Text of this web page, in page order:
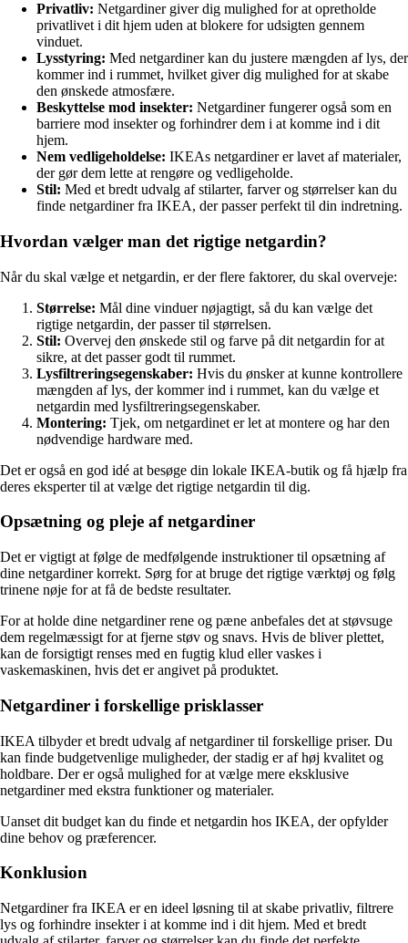
Privatliv: Netgardiner giver dig mulighed for at opretholde
privatlivet i dit hjem uden at blokere for udsigten gennem
vinduet.
Lysstyring: Med netgardiner kan du justere mængden af ​​lys, der
kommer ind i rummet, hvilket giver dig mulighed for at skabe
den ønskede atmosfære.
Beskyttelse mod insekter: Netgardiner fungerer også som en
barriere mod insekter og forhindrer dem i at komme ind i dit
hjem.
Nem vedligeholdelse: IKEAs netgardiner er lavet af materialer,
der gør dem lette at rengøre og vedligeholde.
Stil: Med et bredt udvalg af stilarter, farver og størrelser kan du
finde netgardiner fra IKEA, der passer perfekt til din indretning.
Hvordan vælger man det rigtige netgardin?
Når du skal vælge et netgardin, er der flere faktorer, du skal overveje:
Størrelse: Mål dine vinduer nøjagtigt, så du kan vælge det
rigtige netgardin, der passer til størrelsen.
Stil: Overvej den ønskede stil og farve på dit netgardin for at
sikre, at det passer godt til rummet.
Lysfiltreringsegenskaber: Hvis du ønsker at kunne kontrollere
mængden af ​​lys, der kommer ind i rummet, kan du vælge et
netgardin med lysfiltreringsegenskaber.
Montering: Tjek, om netgardinet er let at montere og har den
nødvendige hardware med.
Det er også en god idé at besøge din lokale IKEA-butik og få hjælp fra
deres eksperter til at vælge det rigtige netgardin til dig.
Opsætning og pleje af netgardiner
Det er vigtigt at følge de medfølgende instruktioner til opsætning af
dine netgardiner korrekt. Sørg for at bruge det rigtige værktøj og følg
trinene nøje for at få de bedste resultater.
For at holde dine netgardiner rene og pæne anbefales det at støvsuge
dem regelmæssigt for at fjerne støv og snavs. Hvis de bliver plettet,
kan de forsigtigt renses med en fugtig klud eller vaskes i
vaskemaskinen, hvis det er angivet på produktet.
Netgardiner i forskellige prisklasser
IKEA tilbyder et bredt udvalg af netgardiner til forskellige priser. Du
kan finde budgetvenlige muligheder, der stadig er af høj kvalitet og
holdbare. Der er også mulighed for at vælge mere eksklusive
netgardiner med ekstra funktioner og materialer.
Uanset dit budget kan du finde et netgardin hos IKEA, der opfylder
dine behov og præferencer.
Konklusion
Netgardiner fra IKEA er en ideel løsning til at skabe privatliv, filtrere
lys og forhindre insekter i at komme ind i dit hjem. Med et bredt